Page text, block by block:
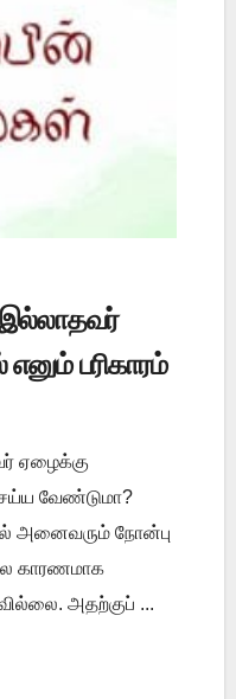
பரிகாரம்
ஏழைக்கு
வேண்டுமா?
அனைவரும் நோன்பு
காரணமாக
அதற்குப் ...